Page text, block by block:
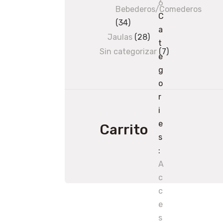
6
C
a
t
e
g
o
r
i
e
s
:
A
c
c
e
s
products
Bebederos/Comederos
3434
products
Jaulas 2828
products
Sin categorizar 77
Carrito